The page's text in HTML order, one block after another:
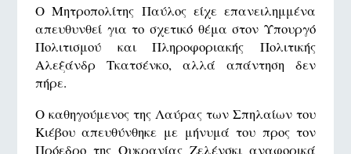
Ο Μητροπολίτης Παύλος είχε επανειλημμένα
απευθυνθεί για το σχετικό θέμα στον Υπουργό
Πολιτισμού και Πληροφοριακής Πολιτικής
Αλεξάνδρ Τκατσένκο, αλλά απάντηση δεν
πήρε.
Ο καθηγούμενος της Λαύρας των Σπηλαίων του
Κιέβου απευθύνθηκε με μήνυμά του προς τον
Πρόεδρο της Ουκρανίας Ζελένσκι αναφορικά